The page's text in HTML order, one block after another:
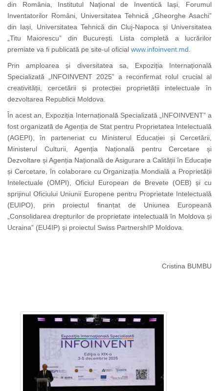
din România, Institutul Național de Inventică Iași, Forumul
Inventatorilor Români, Universitatea Tehnică „Gheorghe Asachi”
din Iași, Universitatea Tehnică din Cluj-Napoca și Universitatea
„Titu Maiorescu” din București. Lista completă a lucrărilor
premiate va fi publicată pe site-ul oficial www.infoinvent.md
Prin amploarea și diversitatea sa, Expoziția Internațională
Specializată „INFOINVENT 2025” a reconfirmat rolul crucial al
creativității, cercetării și protecției proprietății intelectuale în
dezvoltarea Republicii Moldova.
În acest an, Expoziția Internațională Specializată „INFOINVENT” a
fost organizată de Agenția de Stat pentru Proprietatea Intelectuală
(AGEPI), în parteneriat cu Ministerul Educației și Cercetării,
Ministerul Culturii, Agenția Națională pentru Cercetare și
Dezvoltare și Agenția Națională de Asigurare a Calității în Educație
și Cercetare, în colaborare cu Organizația Mondială a Proprietății
Intelectuale (OMPI), Oficiul European de Brevete (OEB) și cu
sprijinul Oficiului Uniunii Europene pentru Proprietate Intelectuală
(EUIPO), prin proiectul finanțat de Uniunea Europeană
„Consolidarea drepturilor de proprietate intelectuală în Moldova și
Ucraina” (EU4IP) și proiectul Swiss PartnershIP Moldova.
Cristina BUMBU